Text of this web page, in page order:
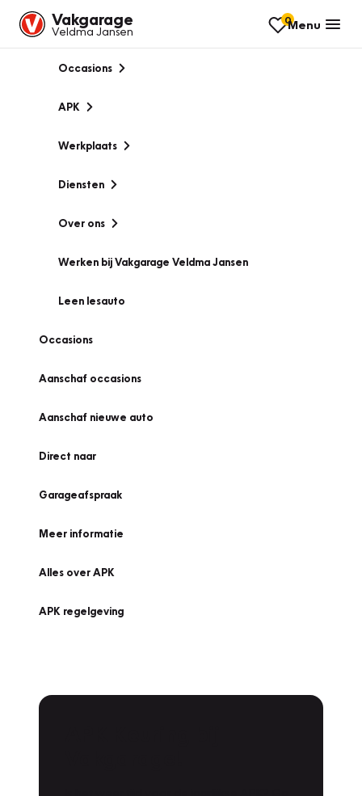
Vakgarage
Veldma Jansen
0Menu
Occasions
APK
Werkplaats
Diensten
Over ons
Werken bij Vakgarage Veldma Jansen
Leen lesauto
Occasions
Aanschaf occasions
Aanschaf nieuwe auto
Direct naar
Garageafspraak
Meer informatie
Alles over APK
APK regelgeving